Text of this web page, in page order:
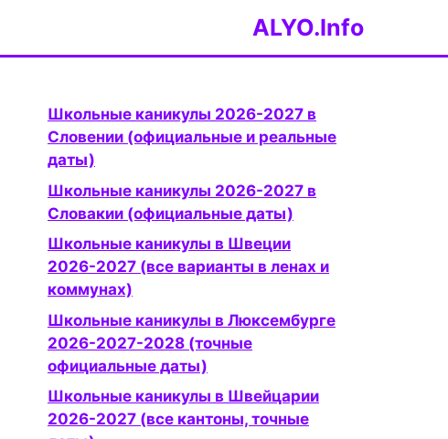
ALYO.Info
Школьные каникулы 2026-2027 в
Словении (официальные и реальные
даты)
Школьные каникулы 2026-2027 в
Словакии (официальные даты)
Школьные каникулы в Швеции
2026-2027 (все варианты в ленах и
коммунах)
Школьные каникулы в Люксембурге
2026-2027-2028 (точные
официальные даты)
Школьные каникулы в Швейцарии
2026-2027 (все кантоны, точные